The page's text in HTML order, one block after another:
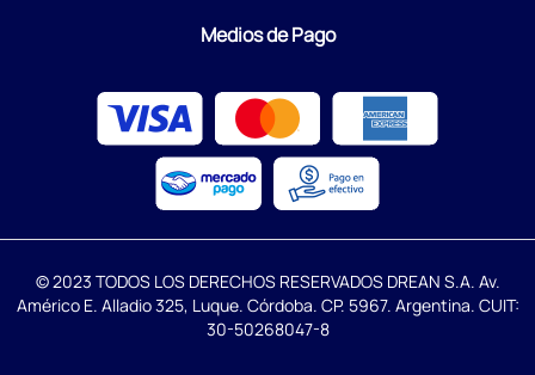
Medios de Pago
© 2023 TODOS LOS DERECHOS RESERVADOS DREAN S.A. Av.
Américo E. Alladio 325, Luque. Córdoba. CP. 5967. Argentina. CUIT:
30-50268047-8